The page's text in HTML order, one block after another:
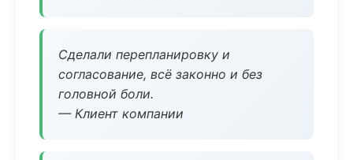
Сделали перепланировку и
согласование, всё законно и без
головной боли.
— Клиент компании